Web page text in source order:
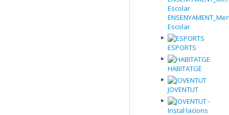
Escolar
ESPORTS
HABITATGE
JOVENTUT